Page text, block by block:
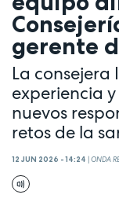
gerente
La consejera
experiencia
nuevos
retos de la
12 JUN 2026 - 14:24 |ONDA